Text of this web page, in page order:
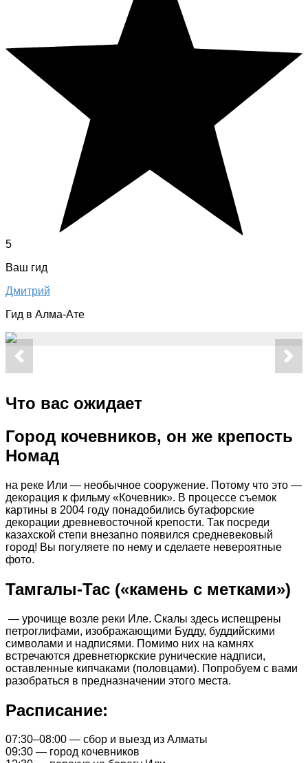
5
Ваш гид
Дмитрий
Гид в Алма-Ате
Что вас ожидает
Город кочевников, он же крепость
Номад
на реке Или — необычное сооружение. Потому что это —
декорация к фильму «Кочевник». В процессе съемок
картины в 2004 году понадобились бутафорские
декорации древневосточной крепости. Так посреди
казахской степи внезапно появился средневековый
город! Вы погуляете по нему и сделаете невероятные
фото.
Тамгалы-Тас («камень с метками»)
— урочище возле реки Иле. Скалы здесь испещрены
петроглифами, изображающими Будду, буддийскими
символами и надписями. Помимо них на камнях
встречаются древнетюркские рунические надписи,
оставленные кипчаками (половцами). Попробуем с вами
разобраться в предназначении этого места.
Расписание:
07:30–08:00 — сбор и выезд из Алматы
09:30 — город кочевников